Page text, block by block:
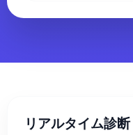
リアルタイム診断